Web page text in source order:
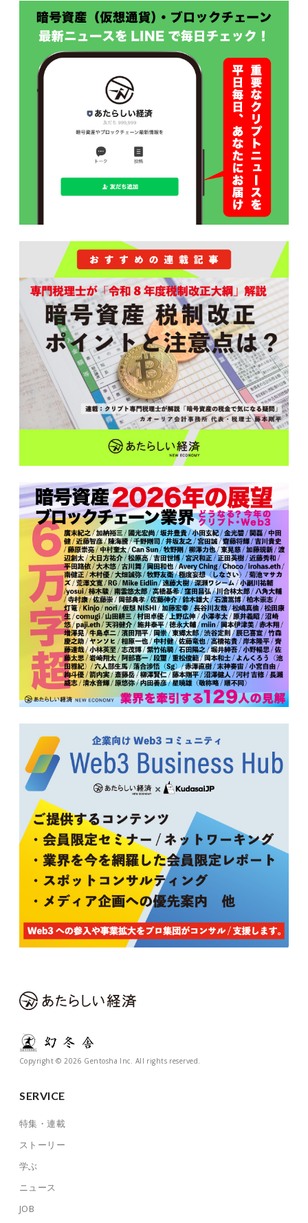
Copyright © 2026 Gentosha Inc. All rights reserved.
SERVICE
特集・連載
ストーリー
学ぶ
ニュース
JOB